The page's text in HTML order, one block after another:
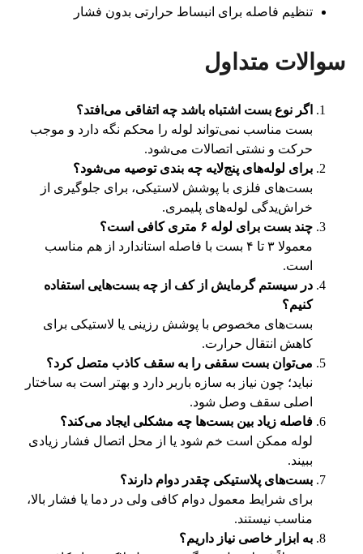
تنظیم فاصله برای انبساط حرارتی بدون فشار
سوالات متداول
اگر نوع بست اشتباه باشد چه اتفاقی می‌افتد؟
بست مناسب نمی‌تواند لوله را محکم نگه دارد و موجب
حرکت و نشتی اتصالات می‌شود.
برای لوله‌های پنج‌لایه چه بندی توصیه می‌شود؟
بست‌های فلزی با پوشش لاستیکی، برای جلوگیری از
خراش‌یدگی لوله‌های پلیمری.
چند بست برای لوله ۶ متری کافی است؟
معمولا ۳ تا ۴ بست با فاصله استاندارد از هم مناسب
است.
در سیستم گرمایش از کف از چه بست‌هایی استفاده
کنیم؟
بست‌های مخصوص با پوشش رزینی یا لاستیکی برای
کاهش انتقال حرارت.
می‌توان بست سقفی را به سقف کاذب متصل کرد؟
نباید؛ چون نیاز به سازه باربر دارد و بهتر است به ساختار
اصلی سقف وصل شود.
فاصله زیاد بین بست‌ها چه مشکلی ایجاد می‌کند؟
لوله ممکن است خم شود یا از محل اتصال فشار زیادی
ببیند.
بست‌های پلاستیکی چقدر دوام دارند؟
برای شرایط معمول دوام کافی ولی در دما یا فشار بالا،
مناسب نیستند.
به ابزار خاصی نیاز داریم؟